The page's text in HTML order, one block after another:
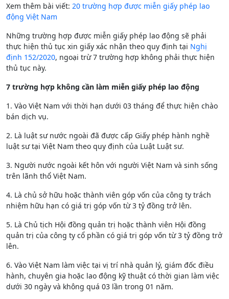
Xem thêm bài viết: 20 trường hợp được miễn giấy phép lao
động Việt Nam
Những trường hợp được miễn giấy phép lao động sẽ phải
thực hiện thủ tục xin giấy xác nhận theo quy định tại Nghị
định 152/2020, ngoại trừ 7 trường hợp không phải thực hiện
thủ tục này.
7 trường hợp không cần làm miễn giấy phép lao động
1. Vào Việt Nam với thời hạn dưới 03 tháng để thực hiện chào
bán dịch vụ.
2. Là luật sư nước ngoài đã được cấp Giấy phép hành nghề
luật sư tại Việt Nam theo quy định của Luật Luật sư.
3. Người nước ngoài kết hôn với người Việt Nam và sinh sống
trên lãnh thổ Việt Nam.
4. Là chủ sở hữu hoặc thành viên góp vốn của công ty trách
nhiệm hữu hạn có giá trị góp vốn từ 3 tỷ đồng trở lên.
5. Là Chủ tịch Hội đồng quản trị hoặc thành viên Hội đồng
quản trị của công ty cổ phần có giá trị góp vốn từ 3 tỷ đồng trở
lên.
6. Vào Việt Nam làm việc tại vị trí nhà quản lý, giám đốc điều
hành, chuyên gia hoặc lao động kỹ thuật có thời gian làm việc
dưới 30 ngày và không quá 03 lần trong 01 năm.